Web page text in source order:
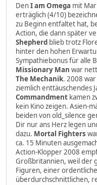
DenI am Omega mit
erträglich (4/10)
zu Beginn entfaltet hat,
Action, die dann später
Shepherd blieb trotz
hinter den hohen
Sympathiebonus für alle
Missionary Man war
The Mechanik. 2008
ziemlich enttäuschendes
Commandment kamen
kein Kino zeigen. Asien-
beiden von old_silence
Dir nur ans Herz legen
dazu. Mortal Fighters
ca. 15 Minuten
Action-Klopper 2008
Großbritannien, weil der
Figuren, einer
überdurchschnittlichen,